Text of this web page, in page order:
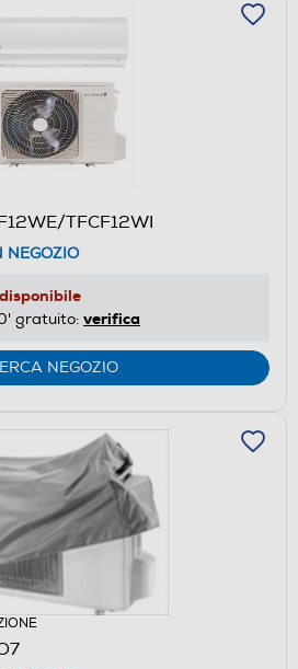
TFCF12WI
NEGOZIO
gratuito: verifica
NEGOZIO